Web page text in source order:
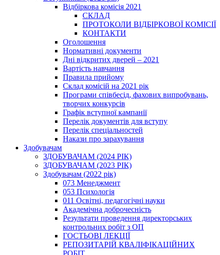
Відбіркова комісія 2021
СКЛАД
ПРОТОКОЛИ ВІДБІРКОВОЇ КОМІСІЇ
КОНТАКТИ
Оголошення
Нормативні документи
Дні відкритих дверей – 2021
Вартість навчання
Правила прийому
Склад комісій на 2021 рік
Програми співбесід, фахових випробувань,
творчих конкурсів
Графік вступної кампанії
Перелік документів для вступу
Перелік спеціальностей
Накази про зарахування
Здобувачам
ЗДОБУВАЧАМ (2024 РІК)
ЗДОБУВАЧАМ (2023 РІК)
Здобувачам (2022 рік)
073 Менеджмент
053 Психологія
011 Освітні, педагогічні науки
Академічна доброчесність
Результати проведення директорських
контрольних робіт з ОП
ГОСТЬОВІ ЛЕКЦІЇ
РЕПОЗИТАРІЙ КВАЛІФІКАЦІЙНИХ
РОБІТ